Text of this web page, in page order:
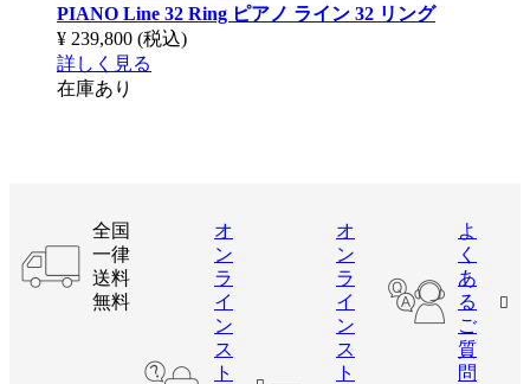
PIANO Line 32 Ring ピアノ ライン 32 リング
¥ 239,800 (税込)
詳しく見る
在庫あり
全国
一律
送料
無料
オ
ン
ラ
イ
ン
ス
ト
オ
ン
ラ
イ
ン
ス
ト
よ
く
あ
る
ご
質
問